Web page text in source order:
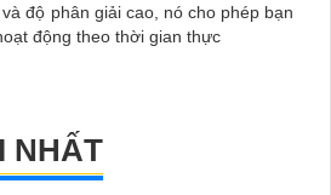
độ phân giải cao, nó cho phép bạn
động theo thời gian thực
NHẤT